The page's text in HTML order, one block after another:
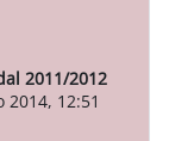
2011/2012
12:51